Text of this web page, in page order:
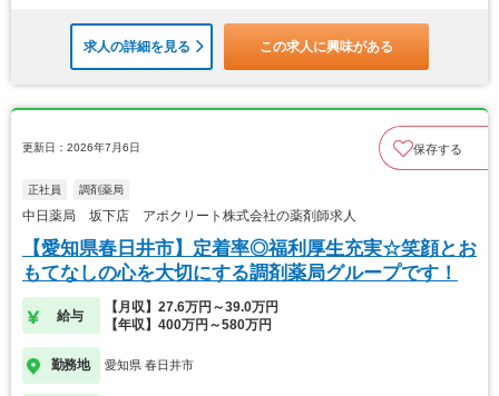
求人の詳細を見る この求人に興味がある
更新日：2026年7月6日 保存する
正社員 調剤薬局
中日薬局 坂下店 アポクリート株式会社の薬剤師求人
【愛知県春日井市】定着率◎福利厚生充実☆笑顔とお
もてなしの心を大切にする調剤薬局グループです！
給与
【月収】27.6万円～39.0万円
【年収】400万円～580万円
勤務地 愛知県 春日井市